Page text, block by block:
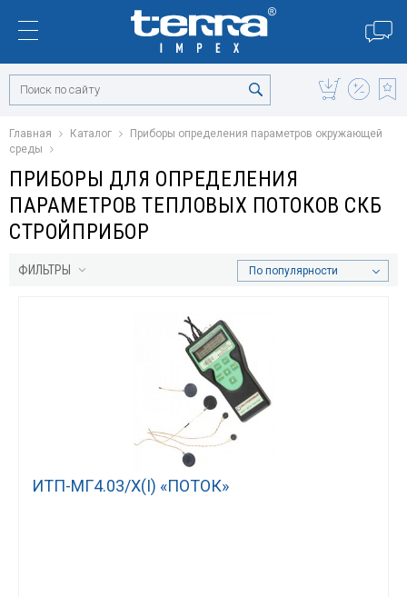
Главная Каталог
Приборы определения параметров окружающей
среды
ПРИБОРЫ ДЛЯ ОПРЕДЕЛЕНИЯ
ПАРАМЕТРОВ ТЕПЛОВЫХ ПОТОКОВ СКБ
СТРОЙПРИБОР
ФИЛЬТРЫ По популярности
ИТП-МГ4.03/Х(I) «ПОТОК»